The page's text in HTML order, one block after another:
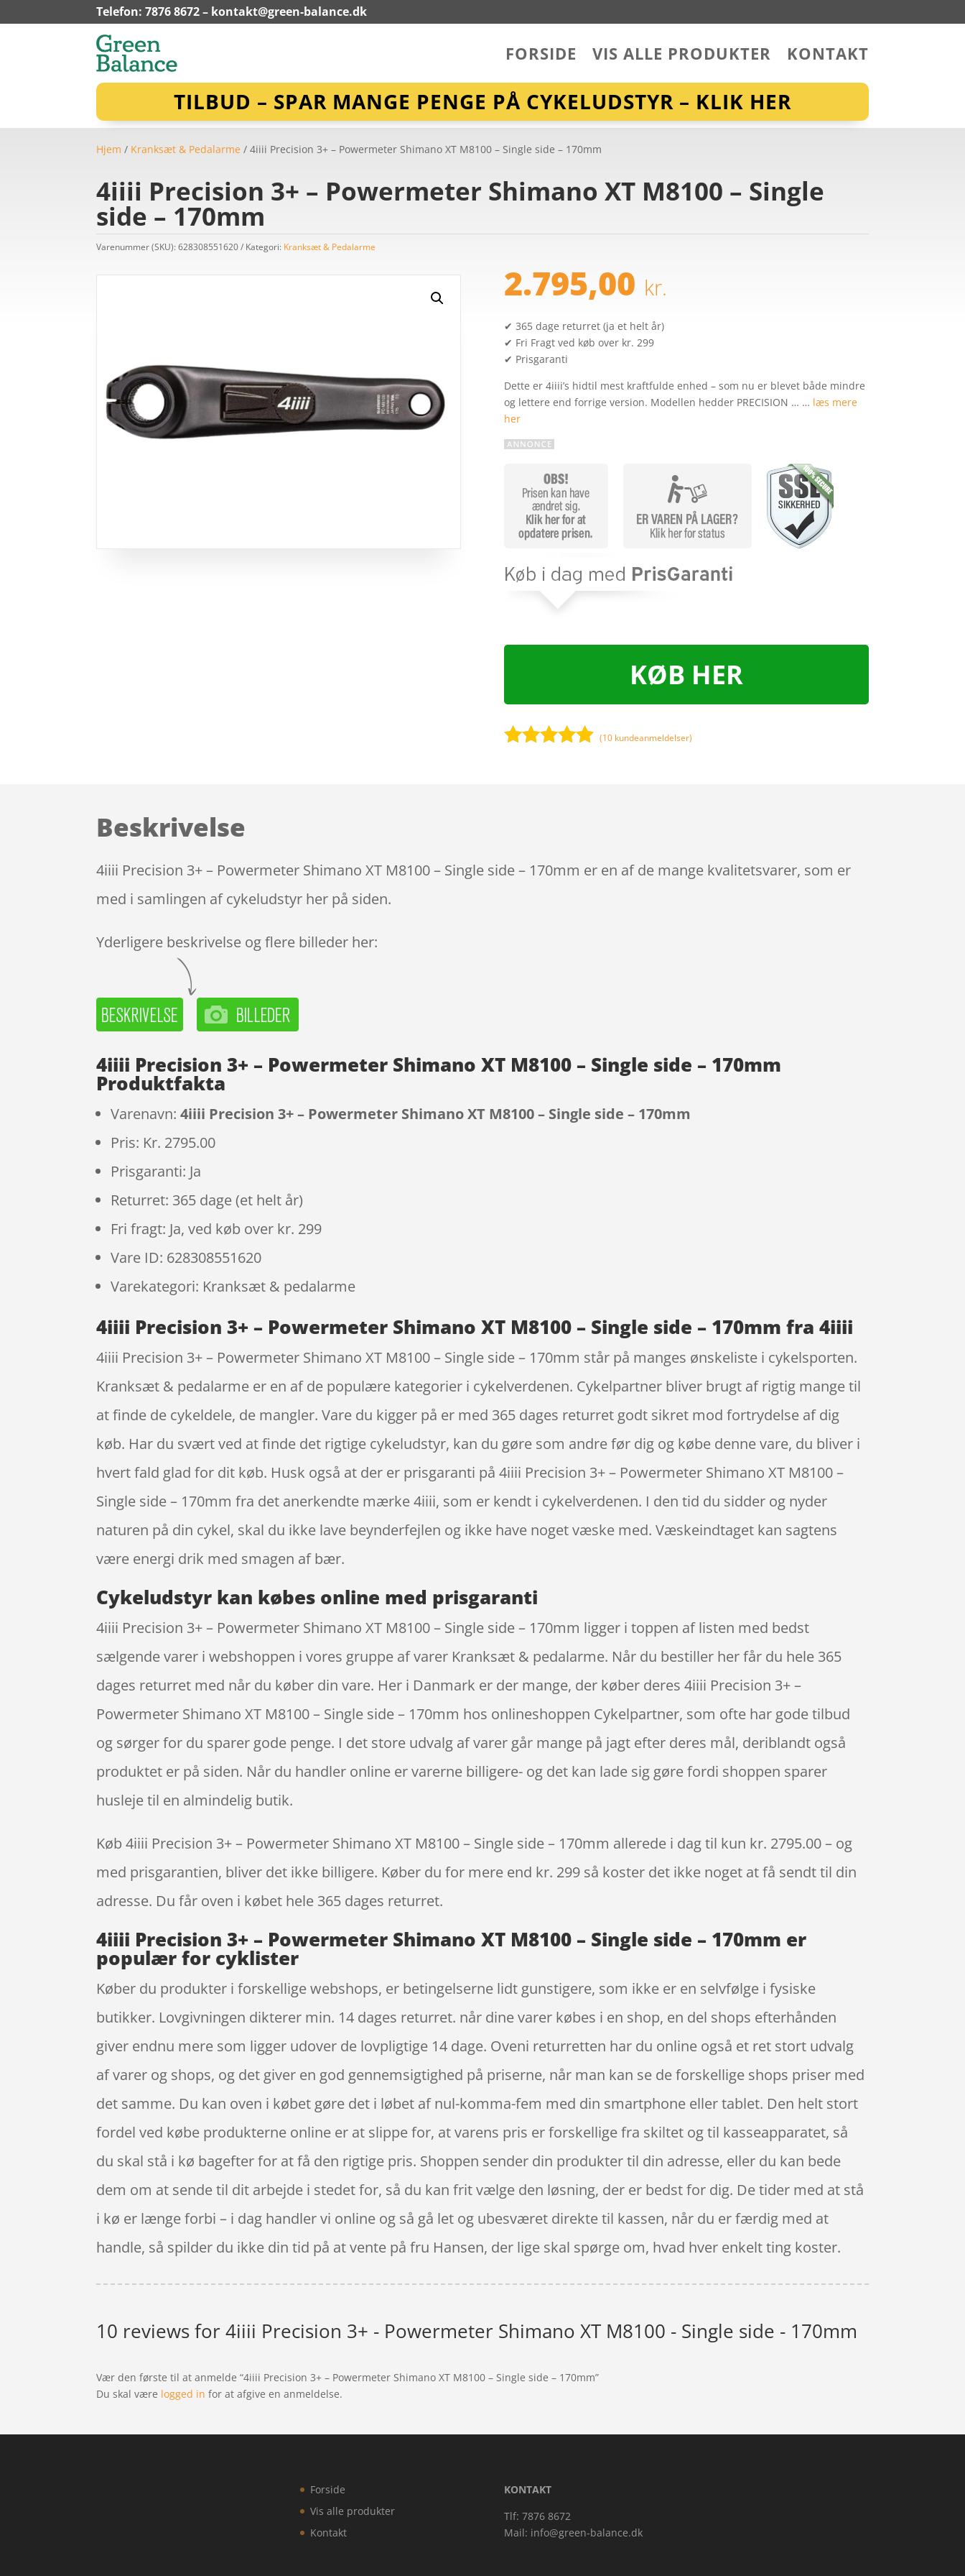
Telefon: 7876 8672 – kontakt@green-balance.dk
FORSIDE VIS ALLE PRODUKTER KONTAKT
TILBUD – SPAR MANGE PENGE PÅ CYKELUDSTYR – KLIK HER
Hjem / Kranksæt & Pedalarme / 4iiii Precision 3+ – Powermeter Shimano XT M8100 – Single side – 170mm
4iiii Precision 3+ – Powermeter Shimano XT M8100 – Single
side – 170mm
Varenummer (SKU):628308551620 Kategori: Kranksæt & Pedalarme
2.795,00 kr.
✔ 365 dage returret (ja et helt år)
✔ Fri Fragt ved køb over kr. 299
✔ Prisgaranti
Dette er 4iiii’s hidtil mest kraftfulde enhed – som nu er blevet både mindre
og lettere end forrige version. Modellen hedder PRECISION … … læs mere
her
KØB HER
(10 kundeanmeldelser)
Beskrivelse
4iiii Precision 3+ – Powermeter Shimano XT M8100 – Single side – 170mm er en af de mange kvalitetsvarer, som er
med i samlingen af cykeludstyr her på siden.
Yderligere beskrivelse og flere billeder her:
4iiii Precision 3+ – Powermeter Shimano XT M8100 – Single side – 170mm
Produktfakta
Varenavn:4iiii Precision 3+ – Powermeter Shimano XT M8100 – Single side – 170mm
Pris: Kr. 2795.00
Prisgaranti: Ja
Returret: 365 dage (et helt år)
Fri fragt: Ja, ved køb over kr. 299
Vare ID: 628308551620
Varekategori: Kranksæt & pedalarme
4iiii Precision 3+ – Powermeter Shimano XT M8100 – Single side – 170mm fra 4iiii
4iiii Precision 3+ – Powermeter Shimano XT M8100 – Single side – 170mm står på manges ønskeliste i cykelsporten.
Kranksæt & pedalarme er en af de populære kategorier i cykelverdenen. Cykelpartner bliver brugt af rigtig mange til
at finde de cykeldele, de mangler. Vare du kigger på er med 365 dages returret godt sikret mod fortrydelse af dig
køb. Har du svært ved at finde det rigtige cykeludstyr, kan du gøre som andre før dig og købe denne vare, du bliver i
hvert fald glad for dit køb. Husk også at der er prisgaranti på 4iiii Precision 3+ – Powermeter Shimano XT M8100 –
Single side – 170mm fra det anerkendte mærke 4iiii, som er kendt i cykelverdenen. I den tid du sidder og nyder
naturen på din cykel, skal du ikke lave beynderfejlen og ikke have noget væske med. Væskeindtaget kan sagtens
være energi drik med smagen af bær.
Cykeludstyr kan købes online med prisgaranti
4iiii Precision 3+ – Powermeter Shimano XT M8100 – Single side – 170mm ligger i toppen af listen med bedst
sælgende varer i webshoppen i vores gruppe af varer Kranksæt & pedalarme. Når du bestiller her får du hele 365
dages returret med når du køber din vare. Her i Danmark er der mange, der køber deres 4iiii Precision 3+ –
Powermeter Shimano XT M8100 – Single side – 170mm hos onlineshoppen Cykelpartner, som ofte har gode tilbud
og sørger for du sparer gode penge. I det store udvalg af varer går mange på jagt efter deres mål, deriblandt også
produktet er på siden. Når du handler online er varerne billigere- og det kan lade sig gøre fordi shoppen sparer
husleje til en almindelig butik.
Køb 4iiii Precision 3+ – Powermeter Shimano XT M8100 – Single side – 170mm allerede i dag til kun kr. 2795.00 – og
med prisgarantien, bliver det ikke billigere. Køber du for mere end kr. 299 så koster det ikke noget at få sendt til din
adresse. Du får oven i købet hele 365 dages returret.
4iiii Precision 3+ – Powermeter Shimano XT M8100 – Single side – 170mm er
populær for cyklister
Køber du produkter i forskellige webshops, er betingelserne lidt gunstigere, som ikke er en selvfølge i fysiske
butikker. Lovgivningen dikterer min. 14 dages returret. når dine varer købes i en shop, en del shops efterhånden
giver endnu mere som ligger udover de lovpligtige 14 dage. Oveni returretten har du online også et ret stort udvalg
af varer og shops, og det giver en god gennemsigtighed på priserne, når man kan se de forskellige shops priser med
det samme. Du kan oven i købet gøre det i løbet af nul-komma-fem med din smartphone eller tablet. Den helt stort
fordel ved købe produkterne online er at slippe for, at varens pris er forskellige fra skiltet og til kasseapparatet, så
du skal stå i kø bagefter for at få den rigtige pris. Shoppen sender din produkter til din adresse, eller du kan bede
dem om at sende til dit arbejde i stedet for, så du kan frit vælge den løsning, der er bedst for dig. De tider med at stå
i kø er længe forbi – i dag handler vi online og så gå let og ubesværet direkte til kassen, når du er færdig med at
handle, så spilder du ikke din tid på at vente på fru Hansen, der lige skal spørge om, hvad hver enkelt ting koster.
10 reviews for4iiii Precision 3+ - Powermeter Shimano XT M8100 - Single side - 170mm
Vær den første til at anmelde “4iiii Precision 3+ – Powermeter Shimano XT M8100 – Single side – 170mm”
Du skal være logged in for at afgive en anmeldelse.
Forside
Vis alle produkter
Kontakt
KONTAKT
Tlf: 7876 8672
Mail: info@green-balance.dk